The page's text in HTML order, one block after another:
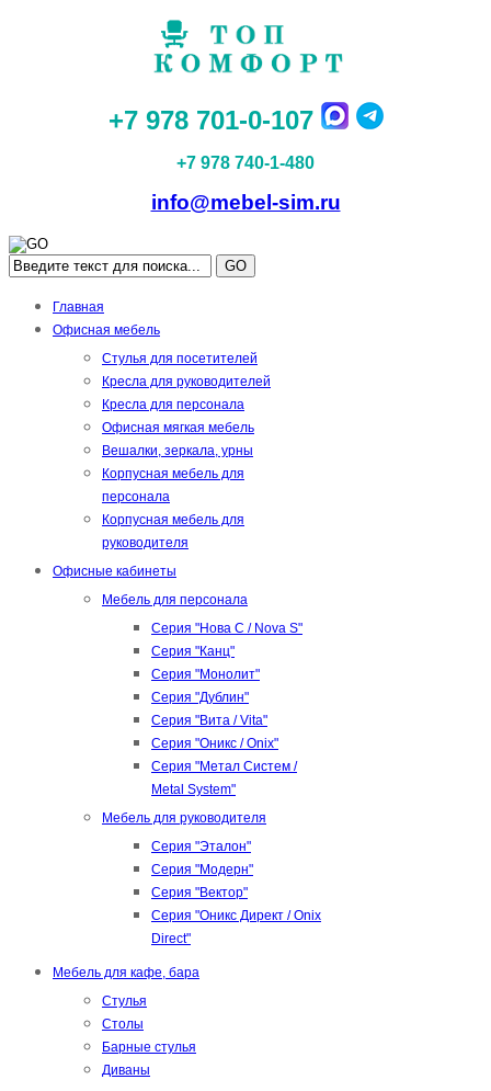
+7 978 701-0-107
+7 978 740-1-480
info@mebel-sim.ru
GO
Главная
Офисная мебель
Стулья для посетителей
Кресла для руководителей
Кресла для персонала
Офисная мягкая мебель
Вешалки, зеркала, урны
Корпусная мебель для
персонала
Корпусная мебель для
руководителя
Офисные кабинеты
Мебель для персонала
Серия "Нова С / Nova S"
Серия "Канц"
Серия "Монолит"
Серия "Дублин"
Серия "Вита / Vita"
Серия "Оникс / Onix"
Серия "Метал Систем /
Metal System"
Мебель для руководителя
Серия "Эталон"
Серия "Модерн"
Серия "Вектор"
Серия "Оникс Директ / Onix
Direct"
Мебель для кафе, бара
Стулья
Столы
Барные стулья
Диваны